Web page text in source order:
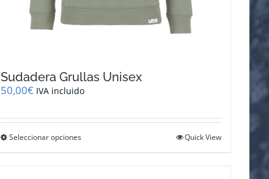
Sudadera Grullas Unisex
50,00€ IVA incluido
Seleccionar opcionesEste
Quick View